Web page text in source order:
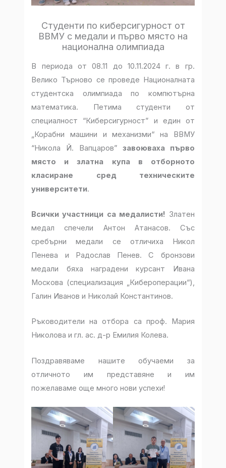
Студенти по киберсигурност от
ВВМУ с медали и първо място на
национална олимпиада
В периода от 08.11 до 10.11.2024 г. в гр.
Велико Търново се проведе Националната
студентска олимпиада по компютърна
математика. Петима студенти от
специалност “Киберсигурност” и един от
„Корабни машини и механизми“ на ВВМУ
“Никола Й. Вапцаров” завоюваха първо
място и златна купа в отборното
класиране сред техническите
университети.
Всички участници са медалисти! Златен
медал спечели Антон Атанасов. Със
сребърни медали се отличиха Никол
Пенева и Радослав Пенев. С бронзови
медали бяха наградени курсант Ивана
Москова (специализация „Кибероперации“),
Галин Иванов и Николай Константинов.
Ръководители на отбора са проф. Мария
Николова и гл. ас. д-р Емилия Колева.
Поздравяваме нашите обучаеми за
отличното им представяне и им
пожелаваме още много нови успехи!